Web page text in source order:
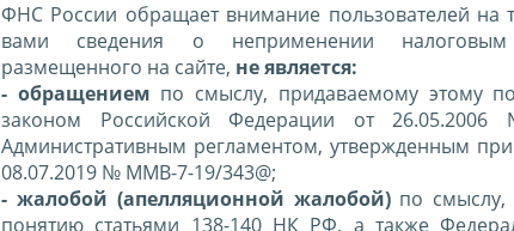
ФНС России обращает внимание пользователей на
вами сведения о неприменении
размещенного на сайте, не является:
- обращением по смыслу, придаваемому этому
законом Российской Федерации от
Административным регламентом, утвержденным
08.07.2019 № ММВ-7-19/343@;
- жалобой (апелляционной жалобой)по смыслу,
понятию статьями 138-140 НК РФ, а также